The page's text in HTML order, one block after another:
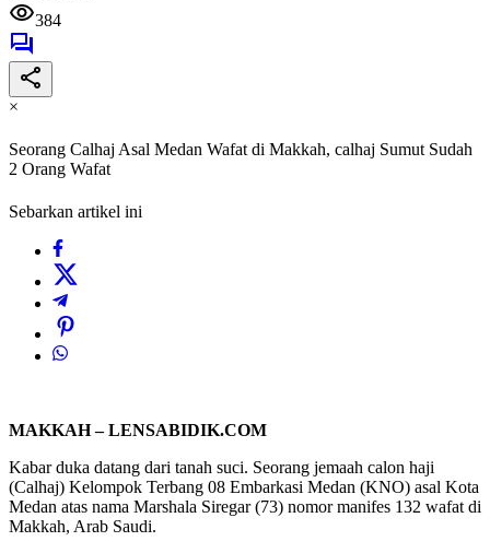
384
×
Seorang Calhaj Asal Medan Wafat di Makkah, calhaj Sumut Sudah
2 Orang Wafat
Sebarkan artikel ini
MAKKAH – LENSABIDIK.COM
Kabar duka datang dari tanah suci. Seorang jemaah calon haji
(Calhaj) Kelompok Terbang 08 Embarkasi Medan (KNO) asal Kota
Medan atas nama Marshala Siregar (73) nomor manifes 132 wafat di
Makkah, Arab Saudi.